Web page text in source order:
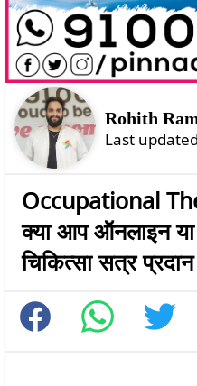
Rohith
Last
Occupational
क्या आप ऑनलाइन या
चिकित्सा सत्र